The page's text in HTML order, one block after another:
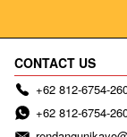
CONTACT US
+62 812-6754-
+62 812-6754-